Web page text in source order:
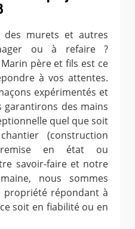
des murets et autres
ou à refaire ?
père et fils est ce
à vos attentes.
expérimentés et
garantirons des mains
quel que soit
(construction
remise en état ou
savoir-faire et notre
nous sommes
répondant à
soit en fiabilité ou en